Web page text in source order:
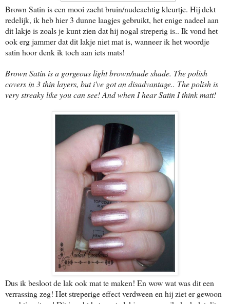
Brown Satin is een mooi zacht bruin/nudeachtig kleurtje. Hij dekt
redelijk, ik heb hier 3 dunne laagjes gebruikt, het enige nadeel aan
dit lakje is zoals je kunt zien dat hij nogal streperig is.. Ik vond het
ook erg jammer dat dit lakje niet mat is, wanneer ik het woordje
satin hoor denk ik toch aan iets mats!
Brown Satin is a gorgeous light brown/nude shade. The polish
covers in 3 thin layers, but i've got an disadvantage.. The polish is
very streaky like you can see! And when I hear Satin I think matt!
Dus ik besloot de lak ook mat te maken! En wow wat was dit een
verrassing zeg! Het streperige effect verdween en hij ziet er gewoon